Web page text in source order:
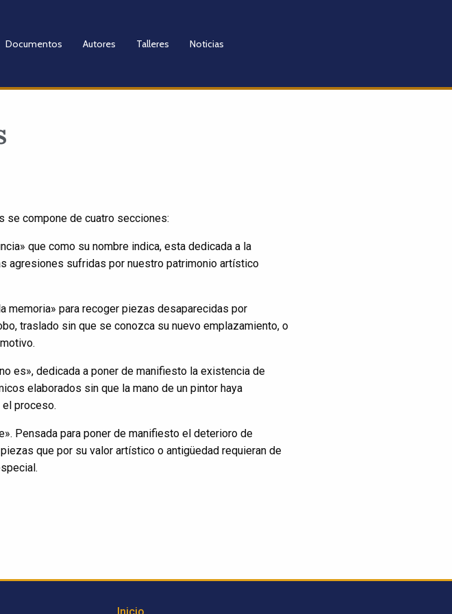
Documentos Autores Talleres Noticias
se compone de cuatro secciones:
que como su nombre indica, esta dedicada a la
agresiones sufridas por nuestro patrimonio artístico
memoria» para recoger piezas desaparecidas por
traslado sin que se conozca su nuevo emplazamiento, o
es», dedicada a poner de manifiesto la existencia de
elaborados sin que la mano de un pintor haya
proceso.
Pensada para poner de manifiesto el deterioro de
que por su valor artístico o antigüedad requieran de
Inicio